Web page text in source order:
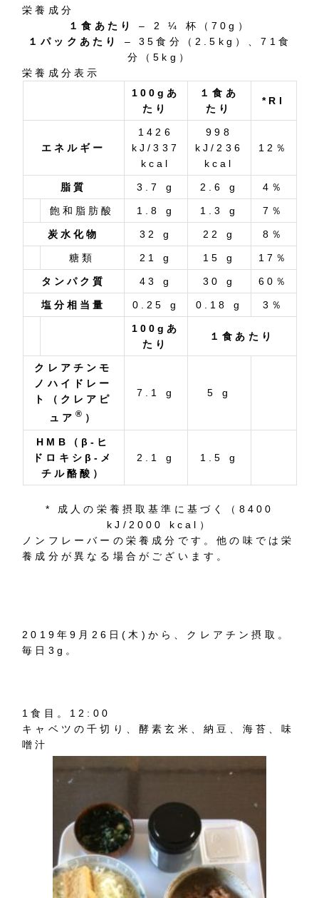
栄養成分
１食あたり
– 2 ¼ 杯（70g）
１パックあたり
– 35食分（2.5kg）、71食
分（5kg）
栄養成分表示
100gあ
たり
１食あ
たり
*RI
エネルギー
1426
kJ/337
kcal
998
kJ/236
kcal
12％
脂質 3.7 g 2.6 g 4％
飽和脂肪酸 1.8 g 1.3 g 7％
炭水化物 32 g 22 g 8％
糖類 21 g 15 g 17％
タンパク質 43 g 30 g 60％
塩分相当量 0.25 g 0.18 g 3％
100gあ
たり
１食あたり
クレアチンモ
ノハイドレー
ト（クレアピ
ュア ® ）
7.1 g 5 g
HMB（β-ヒ
ドロキシβ-メ
チル酪酸）
2.1 g 1.5 g
* 成人の栄養摂取基準に基づく（8400
kJ/2000 kcal）
ノンフレーバーの栄養成分です。他の味では栄
養成分が異なる場合がございます。
2019年9月26日(木)から、クレアチン摂取。
毎日3g。
1食目。12:00
キャベツの千切り、酵素玄米、納豆、海苔、味
噌汁